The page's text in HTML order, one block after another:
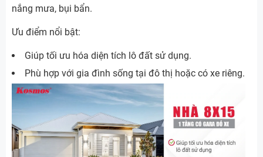
nắng mưa, bụi bẩn.
Ưu điểm nổi bật:
Giúp tối ưu hóa diện tích lô đất sử dụng.
Phù hợp với gia đình sống tại đô thị hoặc có xe riêng.